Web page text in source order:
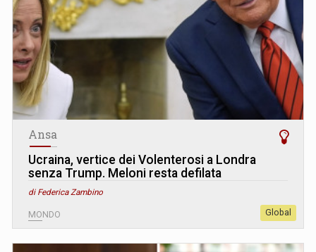
Ansa
Ucraina, vertice dei Volenterosi a Londra
senza Trump. Meloni resta defilata
di Federica Zambino
MONDO Global